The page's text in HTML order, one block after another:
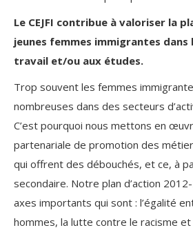
Le CEJFI contribue à valoriser la
jeunes femmes immigrantes dans
travail et/ou aux études.
Trop souvent les femmes
nombreuses dans des secteurs
C’est pourquoi nous mettons en
partenariale de promotion des
qui offrent des débouchés, et ce, à
secondaire. Notre plan d’action
axes importants qui sont : l’égalité
hommes, la lutte contre le racisme et